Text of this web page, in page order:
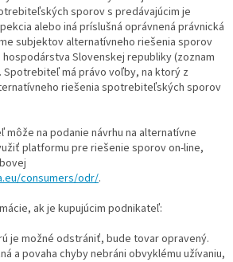
sporov s predávajúcim je
alebo iná príslušná oprávnená právnická
subjektov alternatívneho riešenia sporov
Slovenskej republiky (zoznam
Spotrebiteľ má právo voľby, na ktorý z
riešenia spotrebiteľských sporov
na podanie návrhu na alternatívne
platformu pre riešenie sporov on-line,
consumers/odr/.
ak je kupujúcim podnikateľ:
je možné odstrániť, bude tovar opravený.
a povaha chyby nebráni obvyklému užívaniu,